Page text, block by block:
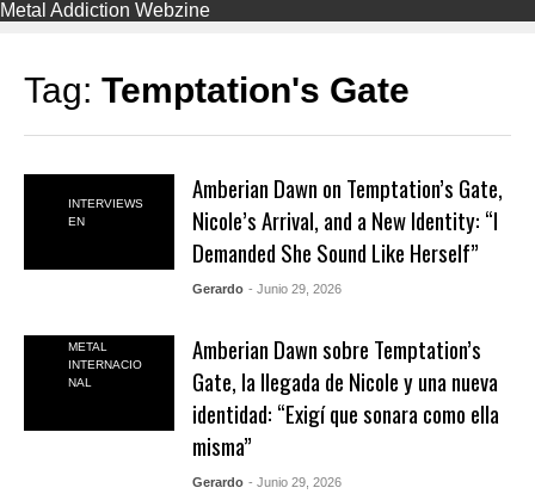
Metal Addiction Webzine
Tag: Temptation's Gate
INTERVIEWS
EN
Amberian Dawn on Temptation’s Gate,
Nicole’s Arrival, and a New Identity: “I
Demanded She Sound Like Herself”
Gerardo - Junio 29, 2026
METAL
INTERNACIO
NAL
Amberian Dawn sobre Temptation’s
Gate, la llegada de Nicole y una nueva
identidad: “Exigí que sonara como ella
misma”
Gerardo - Junio 29, 2026